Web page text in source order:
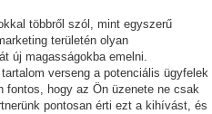
többről szól, mint egyszerű
területén olyan
új magasságokba emelni.
verseng a potenciális ügyfelek
fontos, hogy az Ön üzenete ne csak
pontosan érti ezt a kihívást, és